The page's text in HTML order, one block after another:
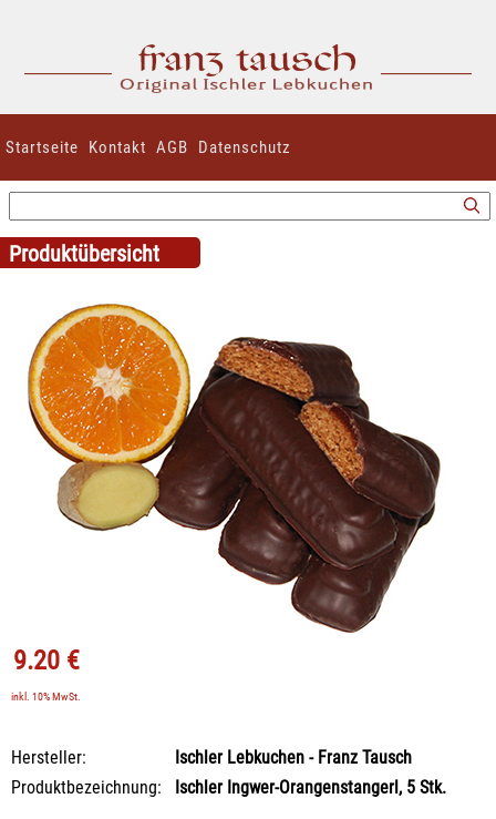
Startseite Kontakt AGB Datenschutz
Produktübersicht
9.20 €
inkl. 10% MwSt.
Hersteller:
Ischler Lebkuchen - Franz Tausch
Produktbezeichnung:
Ischler Ingwer-Orangenstangerl, 5 Stk.